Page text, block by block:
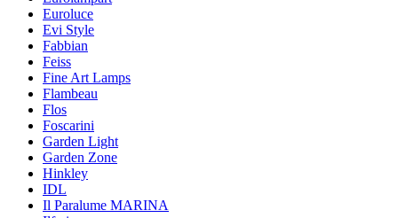
Euroluce
Evi Style
Fabbian
Feiss
Fine Art Lamps
Flambeau
Flos
Foscarini
Garden Light
Garden Zone
Hinkley
IDL
Il Paralume MARINA